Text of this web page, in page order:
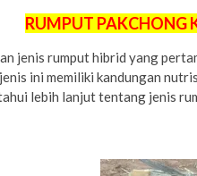
RUMPUT PAKCHONG
jenis rumput hibrid yang
ini memiliki kandungan
lebih lanjut tentang jenis